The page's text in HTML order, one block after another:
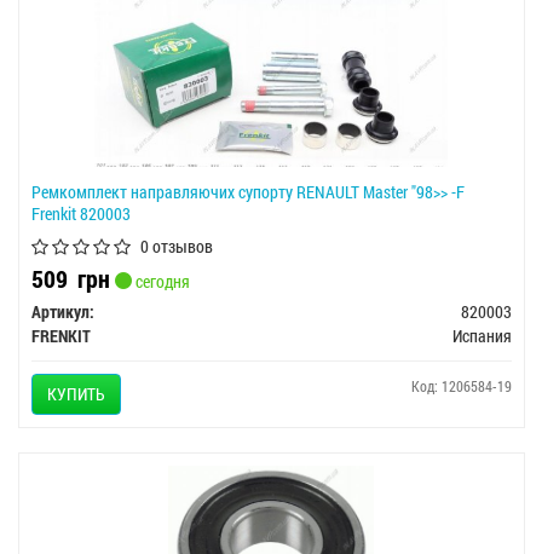
Ремкомплект направляючих супорту RENAULT Master "98>> -F
Frenkit 820003
0 отзывов
509 грн
сегодня
Артикул:
820003
FRENKIT
Испания
КУПИТЬ Код: 1206584-19